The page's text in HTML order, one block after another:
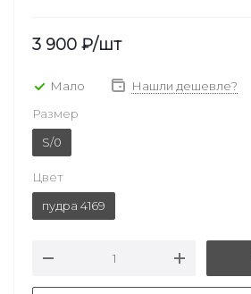
3 900 ₽/шт
Мало
Нашли дешевле?
Размер
S/0
Цвет
пудра 4169